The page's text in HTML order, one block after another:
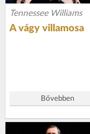
Tennessee Williams
A vágy villamosa
Bővebben